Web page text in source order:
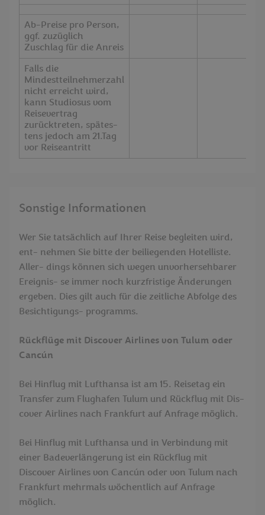
Ab-Preise pro Person,
ggf. zuzüglich
Zuschlag für die Anreis
Falls die
Mindestteilnehmerzahl
nicht erreicht wird,
kann Studiosus vom
Reisevertrag
zurücktreten, spätes-
tens jedoch am 21.Tag
vor Reiseantritt
Sonstige Informationen
Wer Sie tatsächlich auf Ihrer Reise begleiten wird,
ent- nehmen Sie bitte der beiliegenden Hotelliste.
Aller- dings können sich wegen unvorhersehbarer
Ereignis- se immer noch kurzfristige Änderungen
ergeben. Dies gilt auch für die zeitliche Abfolge des
Besichtigungs- programms.
Rückflüge mit Discover Airlines von Tulum oder
Cancún
Bei Hinflug mit Lufthansa ist am 15. Reisetag ein
Transfer zum Flughafen Tulum und Rückflug mit Dis-
cover Airlines nach Frankfurt auf Anfrage möglich.
Bei Hinflug mit Lufthansa und in Verbindung mit
einer Badeverlängerung ist ein Rückflug mit
Discover Airlines von Cancún oder von Tulum nach
Frankfurt mehrmals wöchentlich auf Anfrage
möglich.